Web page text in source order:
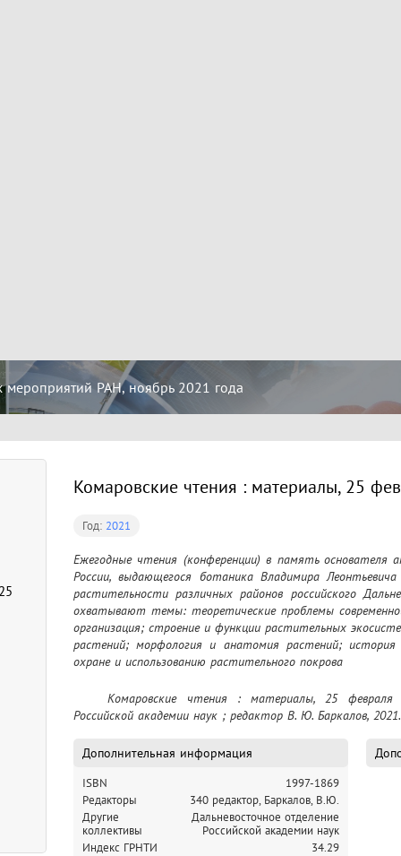
РАН, ноябрь 2021 года
Комаровские чтения : материалы, 25
Год: 2021
Ежегодные чтения (конференции) в память основателя
России, выдающегося ботаника Владимира
растительности различных районов российского
охватывают темы: теоретические проблемы
организация; строение и функции растительных
растений; морфология и анатомия растений; история
охране и использованию растительного покрова
	Комаровские чтения : материалы, 25 февраля 2021 г. / Дальневосточное отделение
Российской академии наук ; редактор В. Ю. Баркалов, 2021.
Дополнительная информация
ISBN
1997-1869
Редакторы
340 редактор, Баркалов, В.Ю.
Другие
коллективы
Дальневосточное отделение
Российской академии наук
Индекс ГРНТИ
34.29